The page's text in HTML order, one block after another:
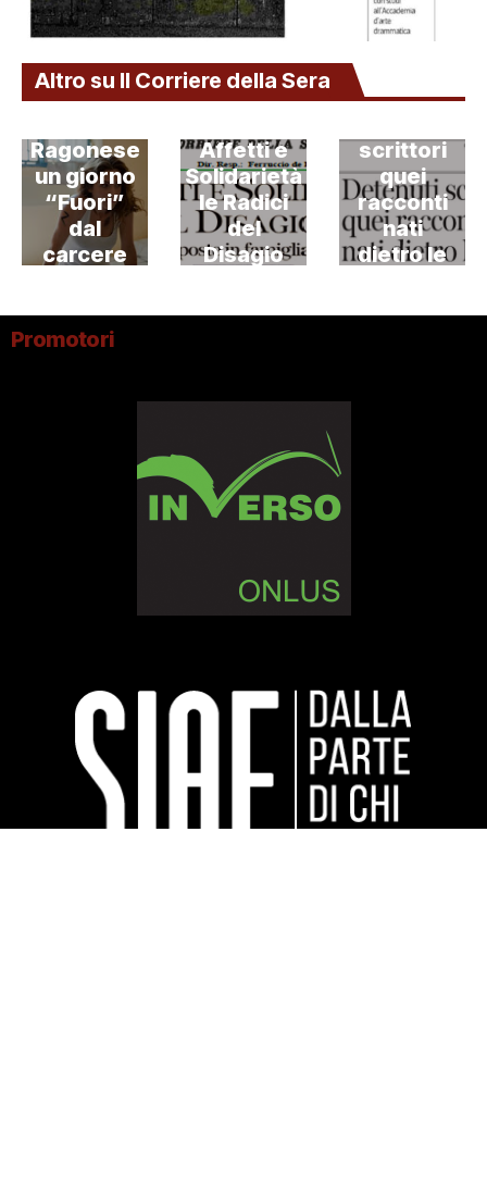
Altro su Il Corriere della Sera
Ragonese
un giorno
“Fuori”
dal
carcere
Affetti e
Solidarietà
le Radici
del
Disagio
scrittori
quei
racconti
nati
dietro le
Promotori